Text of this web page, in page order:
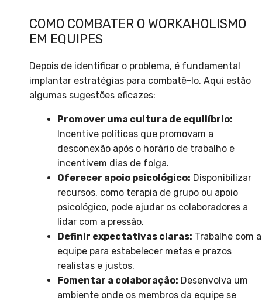
COMO COMBATER O WORKAHOLISMO
EM EQUIPES
Depois de identificar o problema, é fundamental
implantar estratégias para combatê-lo. Aqui estão
algumas sugestões eficazes:
Promover uma cultura de equilíbrio:
Incentive políticas que promovam a
desconexão após o horário de trabalho e
incentivem dias de folga.
Oferecer apoio psicológico: Disponibilizar
recursos, como terapia de grupo ou apoio
psicológico, pode ajudar os colaboradores a
lidar com a pressão.
Definir expectativas claras: Trabalhe com a
equipe para estabelecer metas e prazos
realistas e justos.
Fomentar a colaboração: Desenvolva um
ambiente onde os membros da equipe se